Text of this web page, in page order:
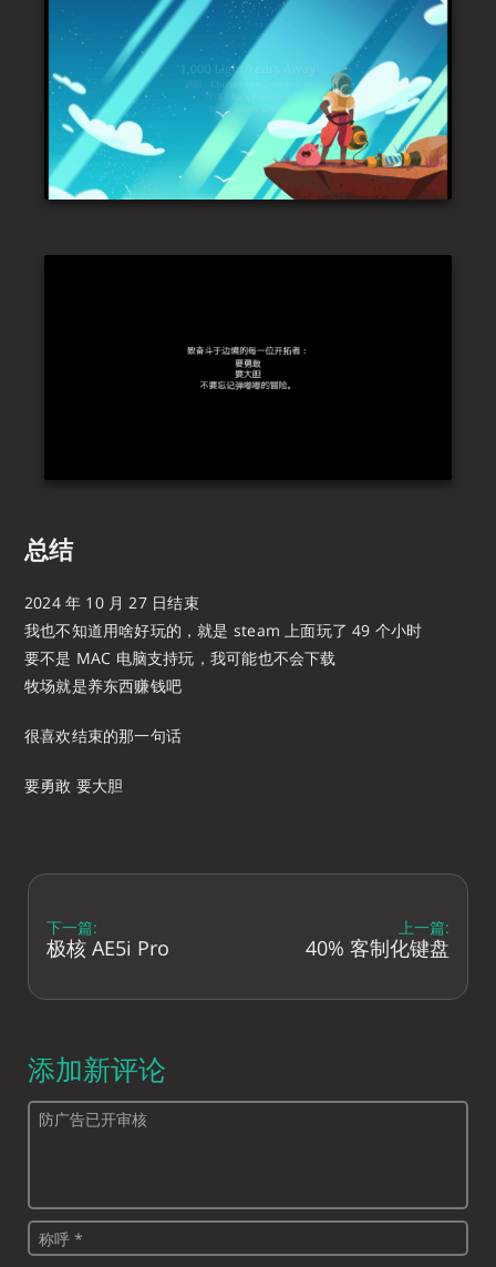
总结
2024 年 10 月 27 日结束
我也不知道用啥好玩的，就是 steam 上面玩了 49 个小时
要不是 MAC 电脑支持玩，我可能也不会下载
牧场就是养东西赚钱吧
很喜欢结束的那一句话
要勇敢 要大胆
下一篇:
极核 AE5i Pro
上一篇:
40% 客制化键盘
添加新评论